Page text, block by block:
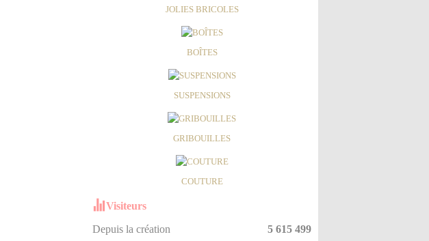
JOLIES BRICOLES
BOÎTES
SUSPENSIONS
GRIBOUILLES
COUTURE
Visiteurs
Depuis la création
5 615 499